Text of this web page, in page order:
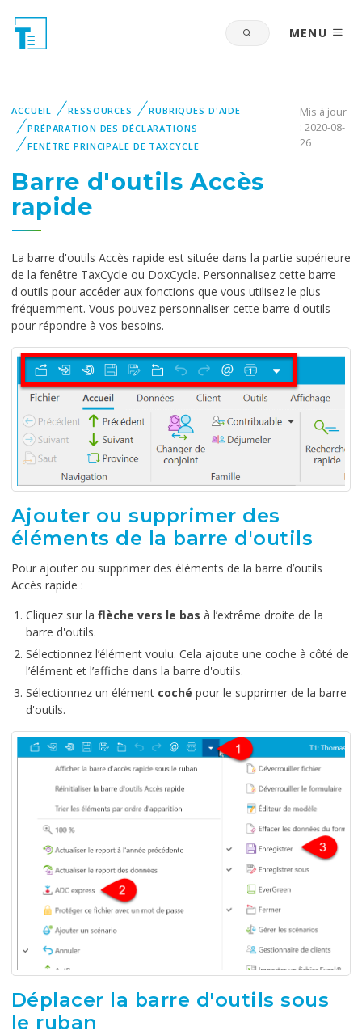
MENU
ACCUEIL RESSOURCES
RUBRIQUES D'AIDE
PRÉPARATION DES DÉCLARATIONS
FENÊTRE PRINCIPALE DE TAXCYCLE
Mis à jour
: 2020-08-
26
Barre d'outils Accès
rapide
La barre d'outils Accès rapide est située dans la partie supérieure
de la fenêtre TaxCycle ou DoxCycle. Personnalisez cette barre
d'outils pour accéder aux fonctions que vous utilisez le plus
fréquemment. Vous pouvez personnaliser cette barre d'outils
pour répondre à vos besoins.
Ajouter ou supprimer des
éléments de la barre d'outils
Pour ajouter ou supprimer des éléments de la barre d’outils
Accès rapide :
Cliquez sur la flèche vers le bas à l’extrême droite de la
barre d'outils.
Sélectionnez l’élément voulu. Cela ajoute une coche à côté de
l’élément et l’affiche dans la barre d'outils.
Sélectionnez un élément coché pour le supprimer de la barre
d'outils.
Déplacer la barre d'outils sous
le ruban